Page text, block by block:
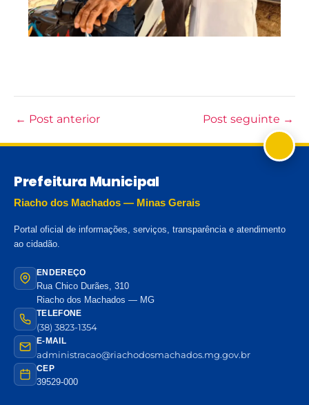
← Post anterior Post seguinte →
Prefeitura Municipal
Riacho dos Machados — Minas Gerais
Portal oficial de informações, serviços, transparência e atendimento
ao cidadão.
ENDEREÇO
Rua Chico Durães, 310
Riacho dos Machados — MG
TELEFONE
(38) 3823-1354
E-MAIL
administracao@riachodosmachados.mg.gov.br
CEP
39529-000